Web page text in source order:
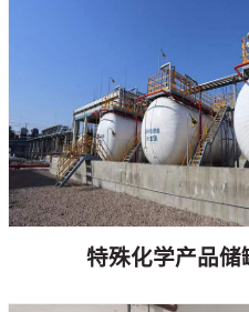
特殊化学产品储